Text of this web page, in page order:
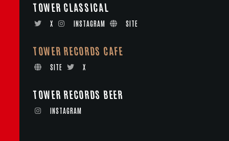
TOWER CLASSICAL
X INSTAGRAM SITE
TOWER RECORDS CAFE
SITE X
TOWER RECORDS BEER
INSTAGRAM